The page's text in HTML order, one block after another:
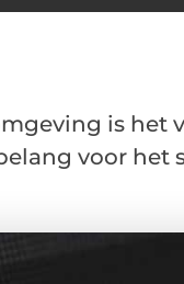
is het
voor het